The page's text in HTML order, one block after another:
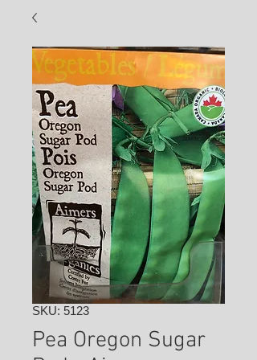
SKU: 5123
Pea Oregon Sugar